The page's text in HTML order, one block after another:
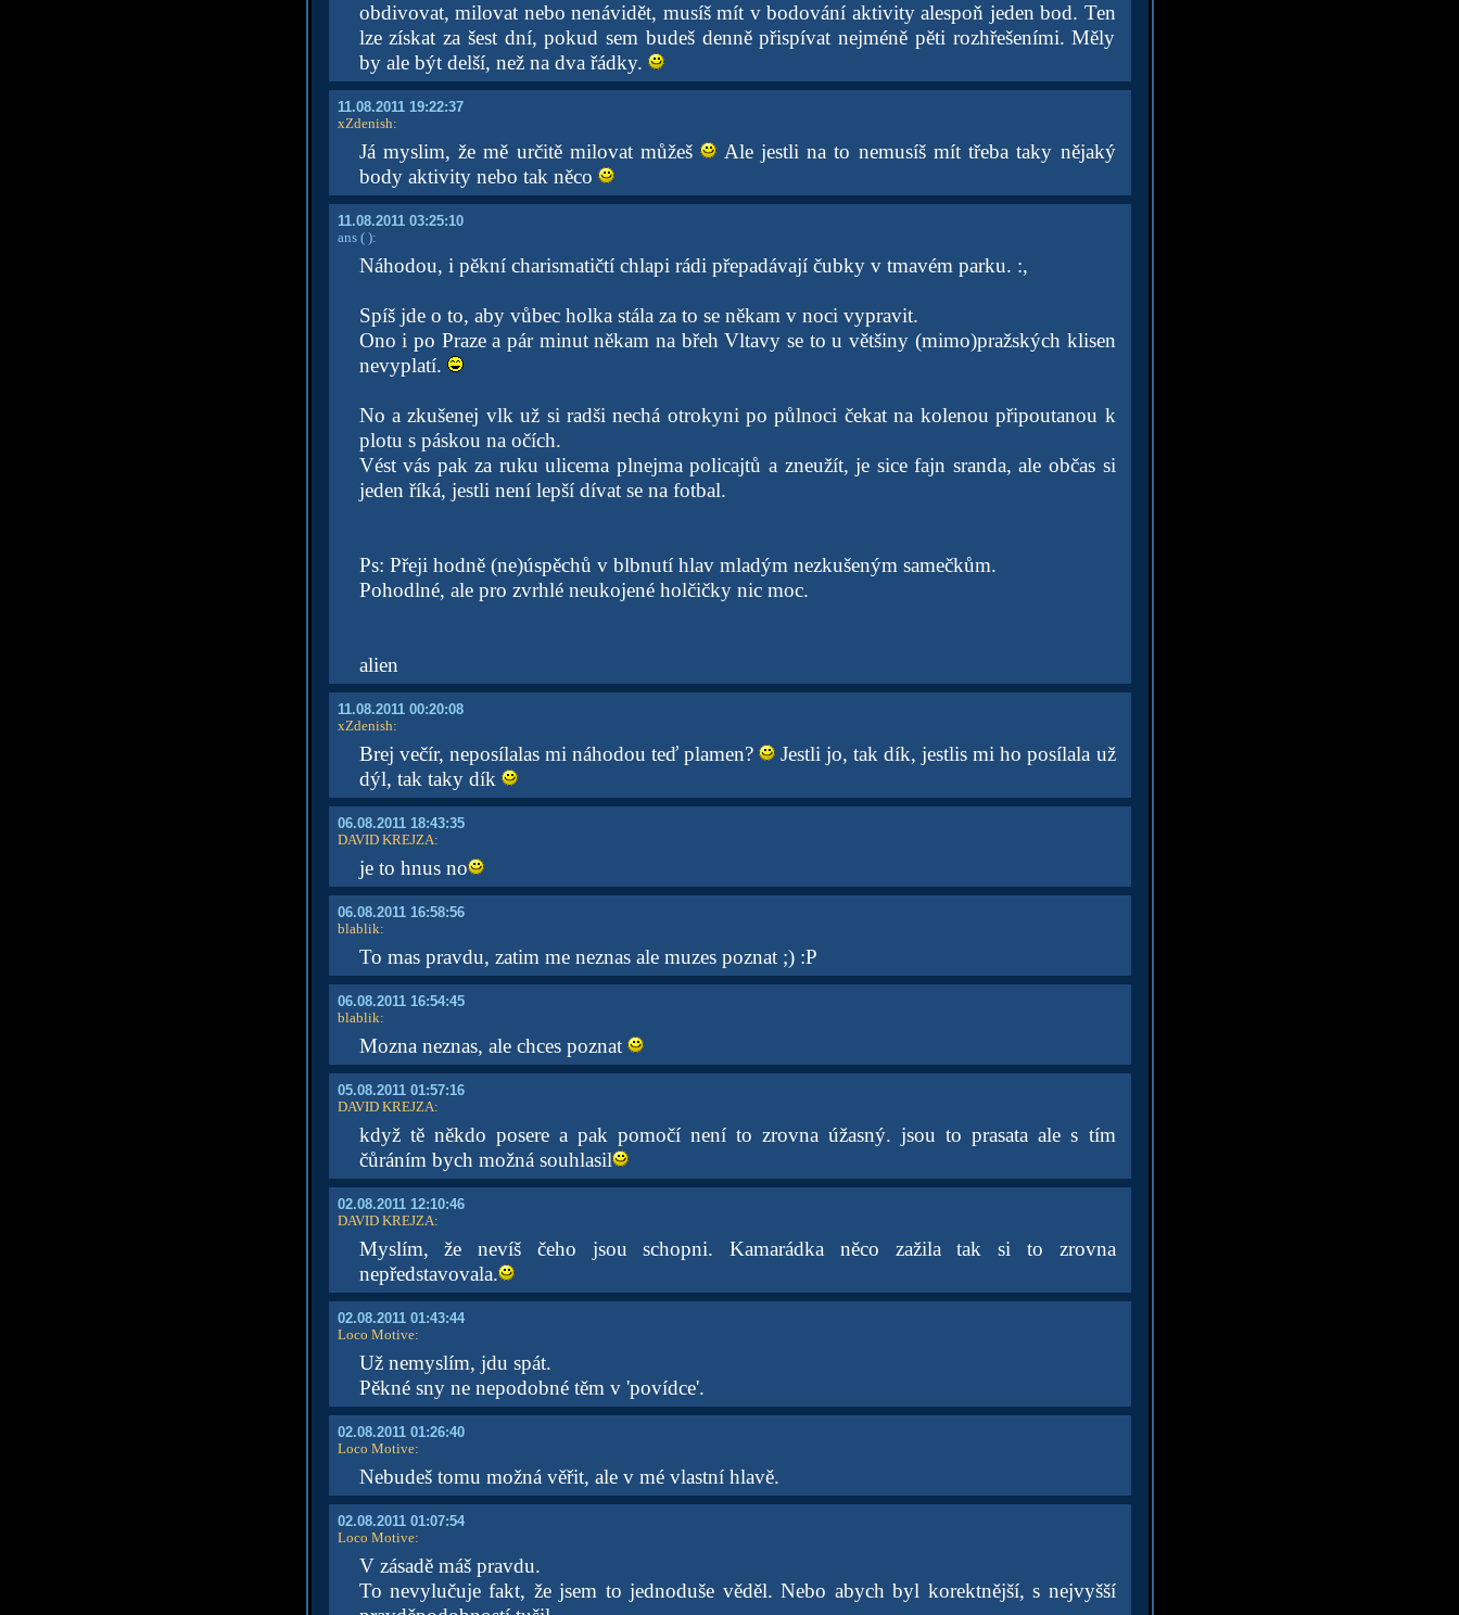
obdivovat, milovat nebo nenávidět, musíš mít v bodování aktivity alespoň jeden bod. Ten
lze získat za šest dní, pokud sem budeš denně přispívat nejméně pěti rozhřešeními. Měly
by ale být delší, než na dva řádky.
11.08.2011 19:22:37
xZdenish:
Já myslim, že mě určitě milovat můžeš
Ale jestli na to nemusíš mít třeba taky nějaký
body aktivity nebo tak něco
11.08.2011 03:25:10
ans( ):
Náhodou, i pěkní charismatičtí chlapi rádi přepadávají čubky v tmavém parku. :,
Spíš jde o to, aby vůbec holka stála za to se někam v noci vypravit.
Ono i po Praze a pár minut někam na břeh Vltavy se to u většiny (mimo)pražských klisen
nevyplatí.
No a zkušenej vlk už si radši nechá otrokyni po půlnoci čekat na kolenou připoutanou k
plotu s páskou na očích.
Vést vás pak za ruku ulicema plnejma policajtů a zneužít, je sice fajn sranda, ale občas si
jeden říká, jestli není lepší dívat se na fotbal.
Ps: Přeji hodně (ne)úspěchů v blbnutí hlav mladým nezkušeným samečkům.
Pohodlné, ale pro zvrhlé neukojené holčičky nic moc.
alien
11.08.2011 00:20:08
xZdenish:
Brej večír, neposílalas mi náhodou teď plamen?
Jestli jo, tak dík, jestlis mi ho posílala už
dýl, tak taky dík
06.08.2011 18:43:35
DAVID KREJZA:
je to hnus no
06.08.2011 16:58:56
blablik:
To mas pravdu, zatim me neznas ale muzes poznat ;) :P
06.08.2011 16:54:45
blablik:
Mozna neznas, ale chces poznat
05.08.2011 01:57:16
DAVID KREJZA:
když tě někdo posere a pak pomočí není to zrovna úžasný. jsou to prasata ale s tím
čůráním bych možná souhlasil
02.08.2011 12:10:46
DAVID KREJZA:
Myslím, že nevíš čeho jsou schopni. Kamarádka něco zažila tak si to zrovna
nepředstavovala.
02.08.2011 01:43:44
Loco Motive:
Už nemyslím, jdu spát.
Pěkné sny ne nepodobné těm v 'povídce'.
02.08.2011 01:26:40
Loco Motive:
Nebudeš tomu možná věřit, ale v mé vlastní hlavě.
02.08.2011 01:07:54
Loco Motive:
V zásadě máš pravdu.
To nevylučuje fakt, že jsem to jednoduše věděl. Nebo abych byl korektnější, s nejvyšší